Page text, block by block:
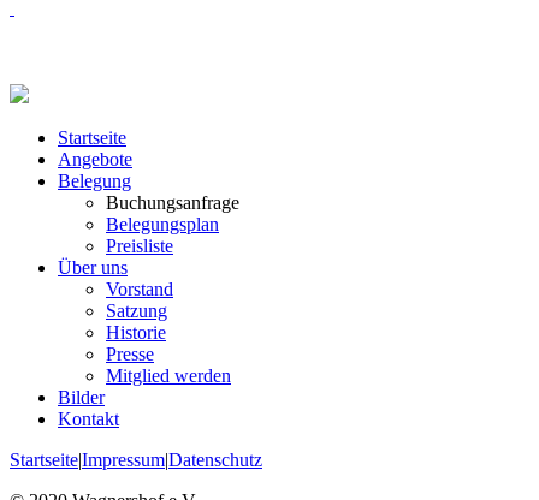
Startseite
Angebote
Belegung
Buchungsanfrage
Belegungsplan
Preisliste
Über uns
Vorstand
Satzung
Historie
Presse
Mitglied werden
Bilder
Kontakt
Startseite|Impressum|Datenschutz